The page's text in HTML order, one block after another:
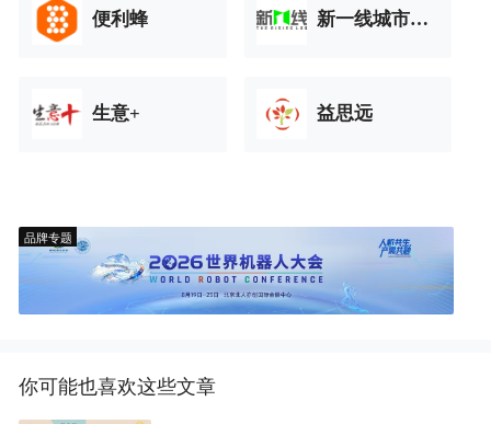
便利蜂 新一线城市研究所
生意+ 益思远
品牌专题
你可能也喜欢这些文章